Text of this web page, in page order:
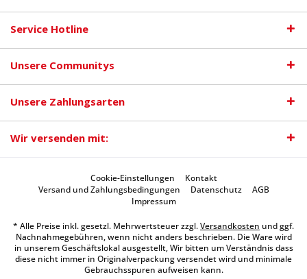
Service Hotline
Unsere Communitys
Unsere Zahlungsarten
Wir versenden mit:
Cookie-Einstellungen
Kontakt
Versand und Zahlungsbedingungen
Datenschutz
AGB
Impressum
* Alle Preise inkl. gesetzl. Mehrwertsteuer zzgl.Versandkosten und ggf.
Nachnahmegebühren, wenn nicht anders beschrieben. Die Ware wird
in unserem Geschäftslokal ausgestellt, Wir bitten um Verständnis dass
diese nicht immer in Originalverpackung versendet wird und minimale
Gebrauchsspuren aufweisen kann.